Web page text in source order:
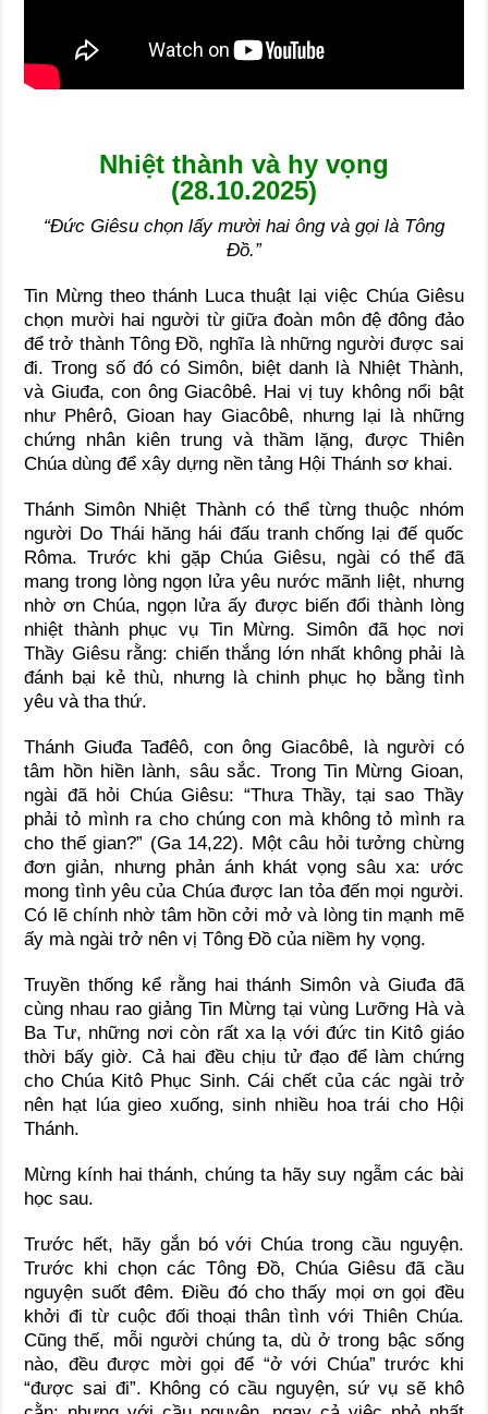
Nhiệt thành và hy vọng
(28.10.2025)
“Đức Giêsu chọn lấy mười hai ông và gọi là Tông
Đồ.”
Tin Mừng theo thánh Luca thuật lại việc Chúa Giêsu
chọn mười hai người từ giữa đoàn môn đệ đông đảo
để trở thành Tông Đồ, nghĩa là những người được sai
đi. Trong số đó có Simôn, biệt danh là Nhiệt Thành,
và Giuđa, con ông Giacôbê. Hai vị tuy không nổi bật
như Phêrô, Gioan hay Giacôbê, nhưng lại là những
chứng nhân kiên trung và thầm lặng, được Thiên
Chúa dùng để xây dựng nền tảng Hội Thánh sơ khai.
Thánh Simôn Nhiệt Thành có thể từng thuộc nhóm
người Do Thái hăng hái đấu tranh chống lại đế quốc
Rôma. Trước khi gặp Chúa Giêsu, ngài có thể đã
mang trong lòng ngọn lửa yêu nước mãnh liệt, nhưng
nhờ ơn Chúa, ngọn lửa ấy được biến đổi thành lòng
nhiệt thành phục vụ Tin Mừng. Simôn đã học nơi
Thầy Giêsu rằng: chiến thắng lớn nhất không phải là
đánh bại kẻ thù, nhưng là chinh phục họ bằng tình
yêu và tha thứ.
Thánh Giuđa Tađêô, con ông Giacôbê, là người có
tâm hồn hiền lành, sâu sắc. Trong Tin Mừng Gioan,
ngài đã hỏi Chúa Giêsu: “Thưa Thầy, tại sao Thầy
phải tỏ mình ra cho chúng con mà không tỏ mình ra
cho thế gian?” (Ga 14,22). Một câu hỏi tưởng chừng
đơn giản, nhưng phản ánh khát vọng sâu xa: ước
mong tình yêu của Chúa được lan tỏa đến mọi người.
Có lẽ chính nhờ tâm hồn cởi mở và lòng tin mạnh mẽ
ấy mà ngài trở nên vị Tông Đồ của niềm hy vọng.
Truyền thống kể rằng hai thánh Simôn và Giuđa đã
cùng nhau rao giảng Tin Mừng tại vùng Lưỡng Hà và
Ba Tư, những nơi còn rất xa lạ với đức tin Kitô giáo
thời bấy giờ. Cả hai đều chịu tử đạo để làm chứng
cho Chúa Kitô Phục Sinh. Cái chết của các ngài trở
nên hạt lúa gieo xuống, sinh nhiều hoa trái cho Hội
Thánh.
Mừng kính hai thánh, chúng ta hãy suy ngẫm các bài
học sau.
Trước hết, hãy gắn bó với Chúa trong cầu nguyện.
Trước khi chọn các Tông Đồ, Chúa Giêsu đã cầu
nguyện suốt đêm. Điều đó cho thấy mọi ơn gọi đều
khởi đi từ cuộc đối thoại thân tình với Thiên Chúa.
Cũng thế, mỗi người chúng ta, dù ở trong bậc sống
nào, đều được mời gọi để “ở với Chúa” trước khi
“được sai đi”. Không có cầu nguyện, sứ vụ sẽ khô